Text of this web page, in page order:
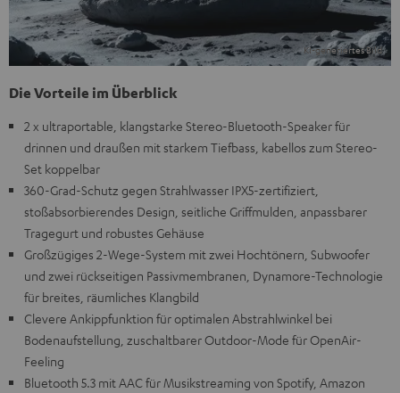
Die Vorteile im Überblick
2 x ultraportable, klangstarke Stereo-Bluetooth-Speaker für
drinnen und draußen mit starkem Tiefbass, kabellos zum Stereo-
Set koppelbar
360-Grad-Schutz gegen Strahlwasser IPX5-zertifiziert,
stoßabsorbierendes Design, seitliche Griffmulden, anpassbarer
Tragegurt und robustes Gehäuse
Großzügiges 2-Wege-System mit zwei Hochtönern, Subwoofer
und zwei rückseitigen Passivmembranen, Dynamore-Technologie
für breites, räumliches Klangbild
Clevere Ankippfunktion für optimalen Abstrahlwinkel bei
Bodenaufstellung, zuschaltbarer Outdoor-Mode für OpenAir-
Feeling
Bluetooth 5.3 mit AAC für Musikstreaming von Spotify, Amazon